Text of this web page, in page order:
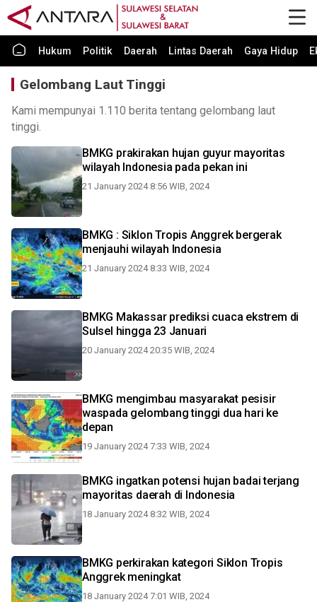
Hukum Politik Daerah Lintas Daerah Gaya Hidup
Gelombang Laut Tinggi
Kami mempunyai 1.110 berita tentang gelombang laut
tinggi.
BMKG prakirakan hujan guyur mayoritas
wilayah Indonesia pada pekan ini
21 January 2024 8:56 WIB, 2024
BMKG : Siklon Tropis Anggrek bergerak
menjauhi wilayah Indonesia
21 January 2024 8:33 WIB, 2024
BMKG Makassar prediksi cuaca ekstrem di
Sulsel hingga 23 Januari
20 January 2024 20:35 WIB, 2024
BMKG mengimbau masyarakat pesisir
waspada gelombang tinggi dua hari ke
depan
19 January 2024 7:33 WIB, 2024
BMKG ingatkan potensi hujan badai terjang
mayoritas daerah di Indonesia
18 January 2024 8:32 WIB, 2024
BMKG perkirakan kategori Siklon Tropis
Anggrek meningkat
18 January 2024 7:01 WIB, 2024